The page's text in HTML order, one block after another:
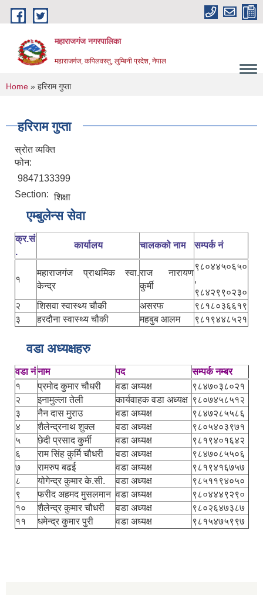
Skip to main content
महाराजगंज नगरपालिका
महाराजगंज, कपिलवस्तु, लुम्बिनी प्रदेश, नेपाल
You are here
Home » हरिराम गुप्ता
हरिराम गुप्ता
स्रोत व्यक्ति
फोन:
9847133399
Section: शिक्षा
एम्बुलेन्स सेवा
क्र.सं
.
कार्यालय चालकको नाम सम्पर्क नं
१
महाराजगंज प्राथमिक स्वा.
केन्द्र
राज नारायण
कुर्मी
९८०४४५०६५०
,
९८४२९९०२३०
२
शिसवा स्वास्थ्य चौकी असरफ
९८१८०३६६१९
३
हरदौना स्वास्थ्य चौकी महबुब आलम ९८१९४४८५२१
वडा अध्यक्षहरु
वडा नंनाम पद
सम्पर्क नम्बर
१
प्रमोद कुमार चौधरी वडा अध्यक्ष
९८४७०३८०२१
२
इनामुल्ला तेली कार्यवाहक वडा अध्यक्ष ९८०७४५८५१२
३
नैन दास मुराउ वडा अध्यक्ष
९८४७२८५५८६
४
शैलेन्द्रनाथ शुक्ल वडा अध्यक्ष
९८०५४०३९७१
५
छेदी प्रसाद कुर्मी वडा अध्यक्ष
९८१९४०१६४२
६
राम सिंह कुर्मि चौधरी वडा अध्यक्ष
९८४७०८५५०६
७
रामरुप बढई वडा अध्यक्ष
९८१९४१६७५७
८
योगेन्द्र कुमार के.सी. वडा अध्यक्ष
९८५११९४०५०
९
फरीद अहमद मुसलमान वडा अध्यक्ष
९८०४४४९२९०
१०
शैलेन्द्र कुमार चौधरी वडा अध्यक्ष
९८०२६४७३८७
११
धमेन्द्र कुमार पुरी वडा अध्यक्ष ९८१५४७५९९७